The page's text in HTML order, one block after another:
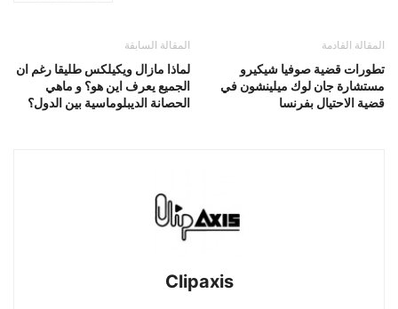
المقالة السابقة
لماذا مازال ويكيلكس طليقا رغم ان
الجميع يعرف اين هو؟ و ماهي
الحصانة الديبلوماسية بين الدول؟
المقالة القادمة
تطورات قضية صوفيا شيكيرو
مستشارة جان لوك ميلينشون في
قضية الاحتيال بفرنسا
Clipaxis